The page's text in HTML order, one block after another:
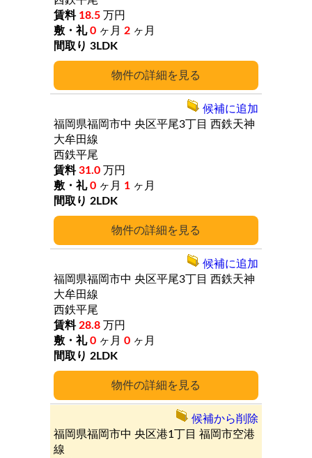
詳細
18.5 万円
0 ヶ月 2 ヶ月
3LDK
詳細
福岡県福岡市中 央区平尾3丁目 西鉄天神
大牟田線
西鉄平尾
31.0 万円
0 ヶ月 1 ヶ月
2LDK
候補に追加
詳細
福岡県福岡市中 央区平尾3丁目 西鉄天神
大牟田線
西鉄平尾
28.8 万円
0 ヶ月 0 ヶ月
2LDK
候補に追加
福岡県福岡市中 央区港1丁目 福岡市空港
線
候補から削除